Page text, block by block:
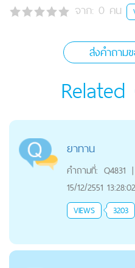
จาก: 0 คน
ส่งคำถาม
ยาทาน
คำถามที่: Q4831 |
15/12/2551 13:28:02
VIEWS 3203